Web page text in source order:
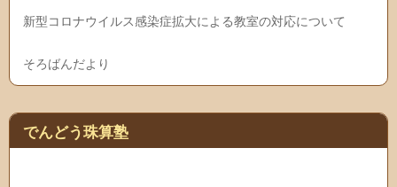
新型コロナウイルス感染症拡大による教室の対応について
そろばんだより
でんどう珠算塾